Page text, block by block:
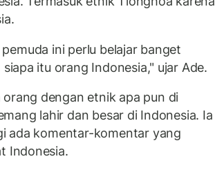
ini perlu belajar banget
itu orang Indonesia," ujar Ade.
dengan etnik apa pun di
lahir dan besar di Indonesia. Ia
ada komentar-komentar yang
Indonesia.